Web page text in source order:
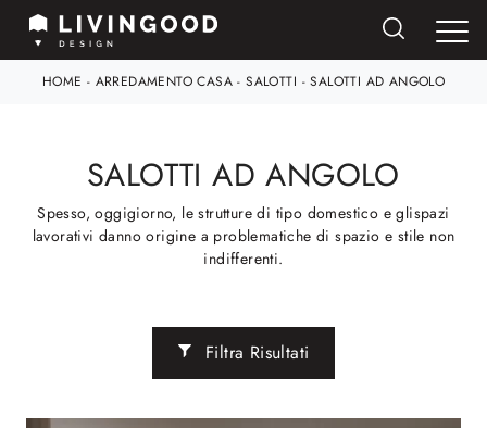
HOME - ARREDAMENTO CASA -SALOTTI -SALOTTI AD ANGOLO
SALOTTI AD ANGOLO
Spesso, oggigiorno, le strutture di tipo domestico e glispazi
lavorativi danno origine a problematiche di spazio e stile non
indifferenti.
Filtra Risultati